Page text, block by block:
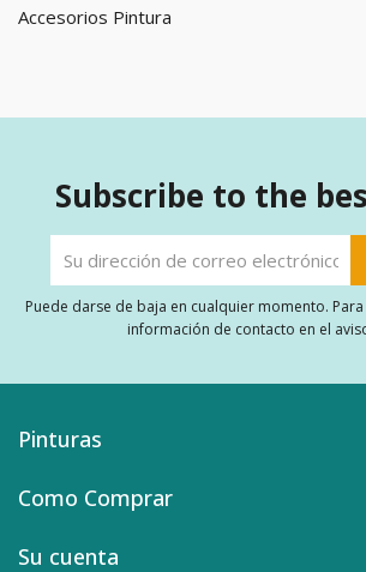
Accesorios Pintura
Subscribe to the
Puede darse de baja en cualquier momento.
información de contacto en el
Pinturas
Como Comprar
Su cuenta